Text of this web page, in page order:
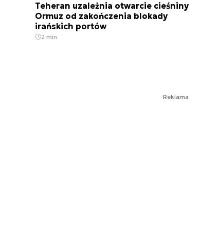
Teheran uzależnia otwarcie cieśniny
Ormuz od zakończenia blokady
irańskich portów
2 min.
Reklama